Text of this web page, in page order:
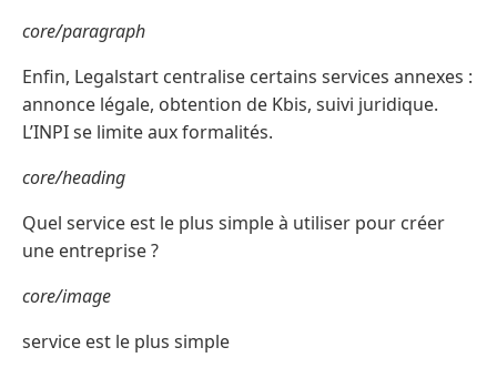
core/paragraph
Enfin, Legalstart centralise certains services annexes :
annonce légale, obtention de Kbis, suivi juridique.
L’INPI se limite aux formalités.
core/heading
Quel service est le plus simple à utiliser pour créer
une entreprise ?
core/image
service est le plus simple